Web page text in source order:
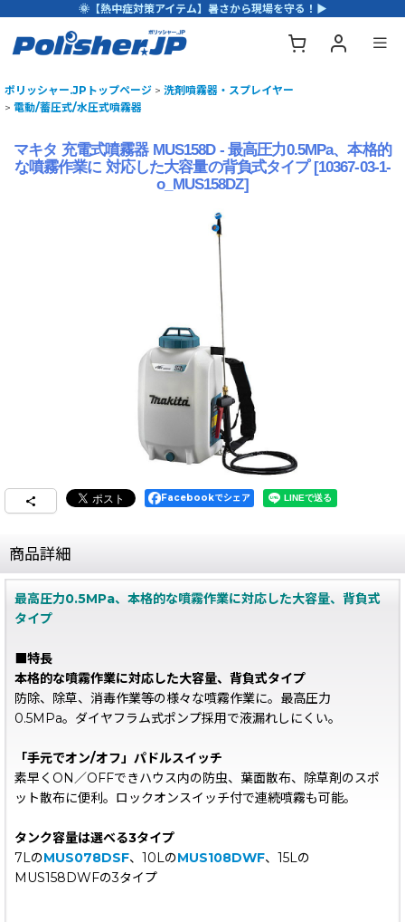
🌞【熱中症対策アイテム】暑さから現場を守る！▶
ポリッシャー.JPトップページ > 洗剤噴霧器・スプレイヤー
> 電動/蓄圧式/水圧式噴霧器
マキタ 充電式噴霧器 MUS158D - 最高圧力0.5MPa、本格的
な噴霧作業に 対応した大容量の背負式タイプ [10367-03-1-
o_MUS158DZ]
Facebookでシェア
商品詳細
最高圧力0.5MPa、本格的な噴霧作業に対応した大容量、背負式
タイプ
■特長
本格的な噴霧作業に対応した大容量、背負式タイプ
防除、除草、消毒作業等の様々な噴霧作業に。最高圧力
0.5MPa。ダイヤフラム式ポンプ採用で液漏れしにくい。
「手元でオン/オフ」パドルスイッチ
素早くON／OFFできハウス内の防虫、葉面散布、除草剤のスポ
ット散布に便利。ロックオンスイッチ付で連続噴霧も可能。
タンク容量は選べる3タイプ
7LのMUS078DSF、10LのMUS108DWF、15Lの
MUS158DWFの3タイプ